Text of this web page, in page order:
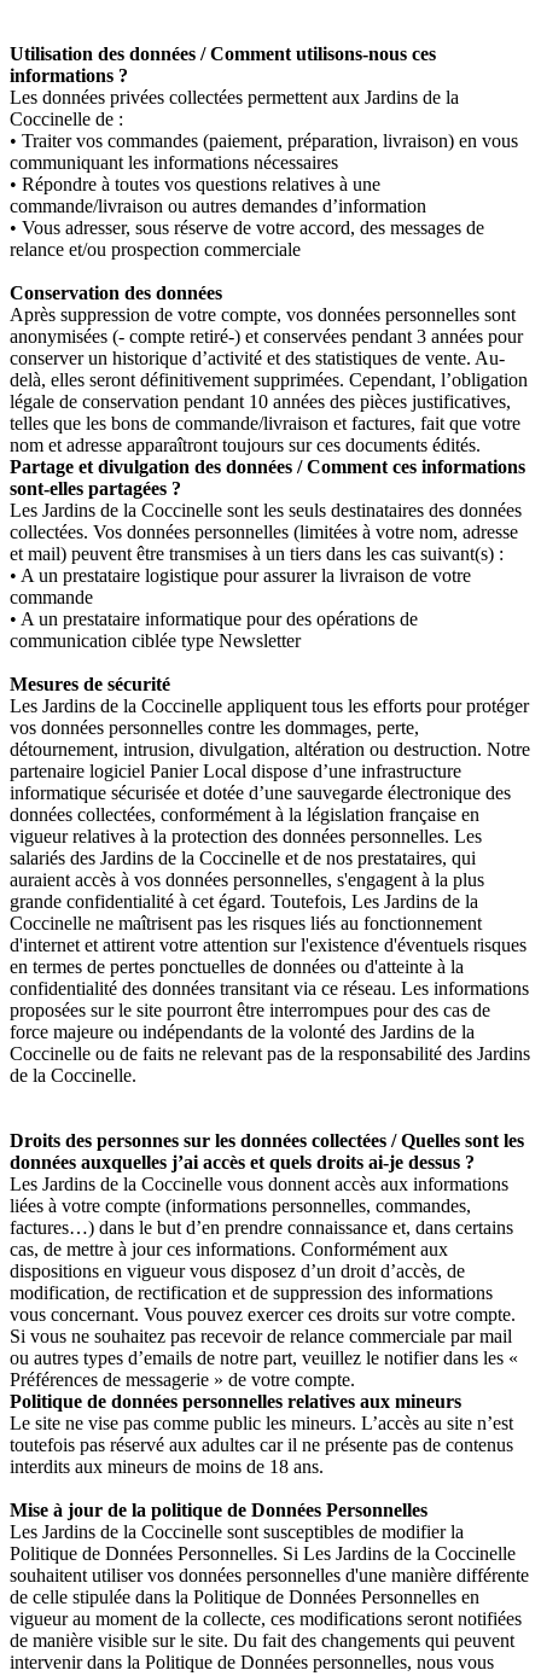
Utilisation des données / Comment utilisons-nous ces
informations ?
Les données privées collectées permettent aux Jardins de la
Coccinelle de :
• Traiter vos commandes (paiement, préparation, livraison) en vous
communiquant les informations nécessaires
• Répondre à toutes vos questions relatives à une
commande/livraison ou autres demandes d’information
• Vous adresser, sous réserve de votre accord, des messages de
relance et/ou prospection commerciale
Conservation des données
Après suppression de votre compte, vos données personnelles sont
anonymisées (- compte retiré-) et conservées pendant 3 années pour
conserver un historique d’activité et des statistiques de vente. Au-
delà, elles seront définitivement supprimées. Cependant, l’obligation
légale de conservation pendant 10 années des pièces justificatives,
telles que les bons de commande/livraison et factures, fait que votre
nom et adresse apparaîtront toujours sur ces documents édités.
Partage et divulgation des données / Comment ces informations
sont-elles partagées ?
Les Jardins de la Coccinelle sont les seuls destinataires des données
collectées. Vos données personnelles (limitées à votre nom, adresse
et mail) peuvent être transmises à un tiers dans les cas suivant(s) :
• A un prestataire logistique pour assurer la livraison de votre
commande
• A un prestataire informatique pour des opérations de
communication ciblée type Newsletter
Mesures de sécurité
Les Jardins de la Coccinelle appliquent tous les efforts pour protéger
vos données personnelles contre les dommages, perte,
détournement, intrusion, divulgation, altération ou destruction. Notre
partenaire logiciel Panier Local dispose d’une infrastructure
informatique sécurisée et dotée d’une sauvegarde électronique des
données collectées, conformément à la législation française en
vigueur relatives à la protection des données personnelles. Les
salariés des Jardins de la Coccinelle et de nos prestataires, qui
auraient accès à vos données personnelles, s'engagent à la plus
grande confidentialité à cet égard. Toutefois, Les Jardins de la
Coccinelle ne maîtrisent pas les risques liés au fonctionnement
d'internet et attirent votre attention sur l'existence d'éventuels risques
en termes de pertes ponctuelles de données ou d'atteinte à la
confidentialité des données transitant via ce réseau. Les informations
proposées sur le site pourront être interrompues pour des cas de
force majeure ou indépendants de la volonté des Jardins de la
Coccinelle ou de faits ne relevant pas de la responsabilité des Jardins
de la Coccinelle.
Droits des personnes sur les données collectées / Quelles sont les
données auxquelles j’ai accès et quels droits ai-je dessus ?
Les Jardins de la Coccinelle vous donnent accès aux informations
liées à votre compte (informations personnelles, commandes,
factures…) dans le but d’en prendre connaissance et, dans certains
cas, de mettre à jour ces informations. Conformément aux
dispositions en vigueur vous disposez d’un droit d’accès, de
modification, de rectification et de suppression des informations
vous concernant. Vous pouvez exercer ces droits sur votre compte.
Si vous ne souhaitez pas recevoir de relance commerciale par mail
ou autres types d’emails de notre part, veuillez le notifier dans les «
Préférences de messagerie » de votre compte.
Politique de données personnelles relatives aux mineurs
Le site ne vise pas comme public les mineurs. L’accès au site n’est
toutefois pas réservé aux adultes car il ne présente pas de contenus
interdits aux mineurs de moins de 18 ans.
Mise à jour de la politique de Données Personnelles
Les Jardins de la Coccinelle sont susceptibles de modifier la
Politique de Données Personnelles. Si Les Jardins de la Coccinelle
souhaitent utiliser vos données personnelles d'une manière différente
de celle stipulée dans la Politique de Données Personnelles en
vigueur au moment de la collecte, ces modifications seront notifiées
de manière visible sur le site. Du fait des changements qui peuvent
intervenir dans la Politique de Données personnelles, nous vous